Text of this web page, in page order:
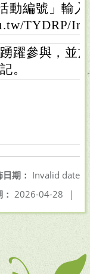
動編號」輸
TYDRP/
躍參與，並
。
期： Invalid date
2026-04-28 |